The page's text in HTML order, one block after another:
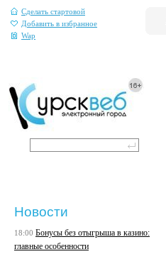
Сделать стартовой
Добавить в избранное
Wap
Новости
18:00 Бонусы без отыгрыша в казино:
главные особенности